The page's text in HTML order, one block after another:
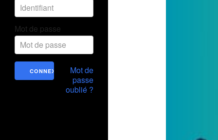
Mot de passe
Mot de
passe
oublié ?